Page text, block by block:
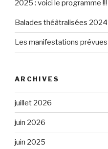
2025 : voici le programme !!!
Balades théâtralisées 2024
Les manifestations
ARCHIVES
juillet 2026
juin 2026
juin 2025